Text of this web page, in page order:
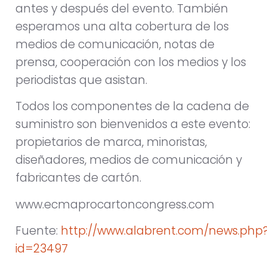
antes y después del evento. También
esperamos una alta cobertura de los
medios de comunicación, notas de
prensa, cooperación con los medios y los
periodistas que asistan.
Todos los componentes de la cadena de
suministro son bienvenidos a este evento:
propietarios de marca, minoristas,
diseñadores, medios de comunicación y
fabricantes de cartón.
www.ecmaprocartoncongress.com
Fuente: http://www.alabrent.com/
id=23497